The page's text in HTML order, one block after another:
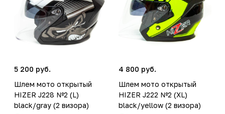
5 200 руб.
Шлем мото открытый
HIZER J228 №2 (L)
black/gray (2 визора)
4 800 руб.
Шлем мото открытый
HIZER J222 №2 (XL)
black/yellow (2 визора)